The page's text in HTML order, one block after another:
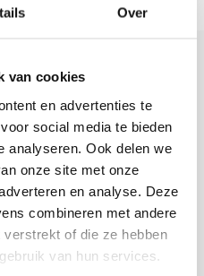
Over
van cookies
en advertenties te
social media te bieden
analyseren. Ook delen we
onze site met onze
en analyse. Deze
combineren met andere
of die ze hebben
van hun services.
wordt niet gepubliceerd